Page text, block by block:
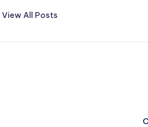
View All Posts